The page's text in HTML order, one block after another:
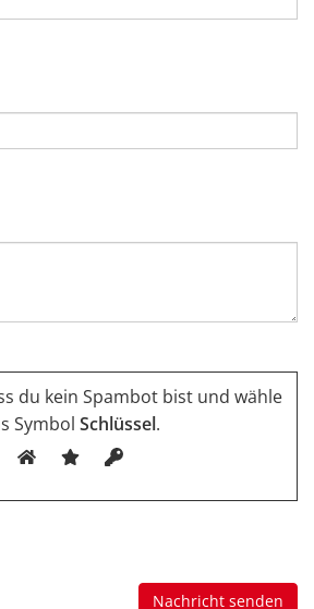
du kein Spambot bist und wähle
Symbol Schlüssel.